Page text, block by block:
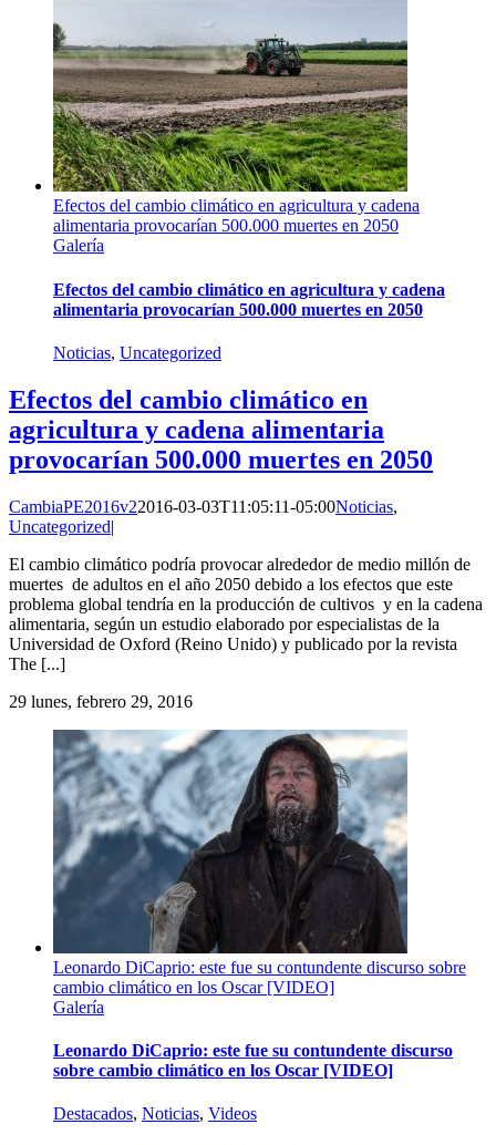
Efectos del cambio climático en agricultura y cadena
alimentaria provocarían 500.000 muertes en 2050
Galería
Efectos del cambio climático en agricultura y cadena
alimentaria provocarían 500.000 muertes en 2050
Noticias, Uncategorized
Efectos del cambio climático en
agricultura y cadena alimentaria
provocarían 500.000 muertes en 2050
CambiaPE2016v22016-03-03T11:05:11-05:00Noticias,
Uncategorized|
El cambio climático podría provocar alrededor de medio millón de
muertes de adultos en el año 2050 debido a los efectos que este
problema global tendría en la producción de cultivos y en la cadena
alimentaria, según un estudio elaborado por especialistas de la
Universidad de Oxford (Reino Unido) y publicado por la revista
The [...]
29 lunes, febrero 29, 2016
Leonardo DiCaprio: este fue su contundente discurso sobre
cambio climático en los Oscar [VIDEO]
Galería
Leonardo DiCaprio: este fue su contundente discurso
sobre cambio climático en los Oscar [VIDEO]
Destacados, Noticias, Videos